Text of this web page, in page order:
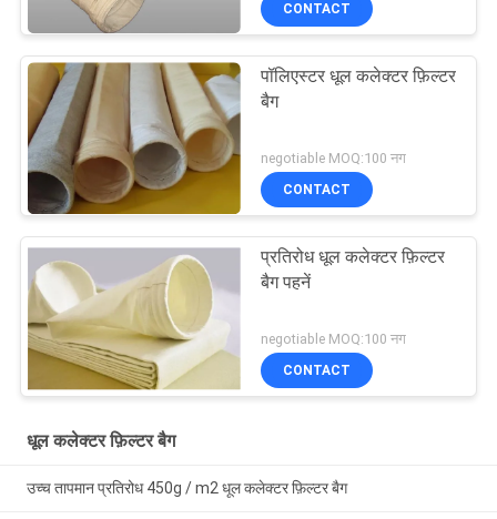
CONTACT
पॉलिएस्टर धूल कलेक्टर फ़िल्टर
बैग
negotiable MOQ:100 नग
CONTACT
प्रतिरोध धूल कलेक्टर फ़िल्टर
बैग पहनें
negotiable MOQ:100 नग
CONTACT
धूल कलेक्टर फ़िल्टर बैग
उच्च तापमान प्रतिरोध 450g / m2 धूल कलेक्टर फ़िल्टर बैग